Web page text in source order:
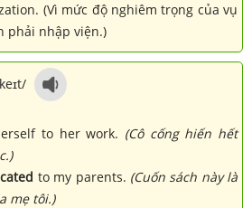
(Vì mức độ nghiêm trọng của vụ
phải nhập viện.)
to her work. (Cô cống hiến hết
to my parents. (Cuốn sách này là
mẹ tôi.)